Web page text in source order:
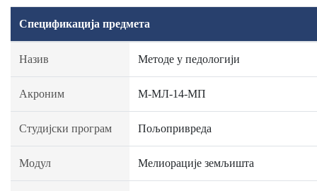
Спецификација предмета
Назив Методе у педологији
Акроним М-МЛ-14-МП
Студијски програм Пољопривреда
Модул Мелиорације земљишта